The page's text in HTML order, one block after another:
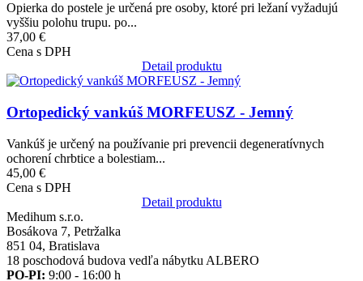
Opierka do postele je určená pre osoby, ktoré pri ležaní vyžadujú
vyššiu polohu trupu. po...
37,00 €
Cena s DPH
Detail produktu
Obrázok
Ortopedický vankúš MORFEUSZ - Jemný
Vankúš je určený na používanie pri prevencii degeneratívnych
ochorení chrbtice a bolestiam...
45,00 €
Cena s DPH
Detail produktu
Medihum s.r.o.
Bosákova 7, Petržalka
851 04, Bratislava
18 poschodová budova vedľa nábytku ALBERO
PO-PI: 9:00 - 16:00 h